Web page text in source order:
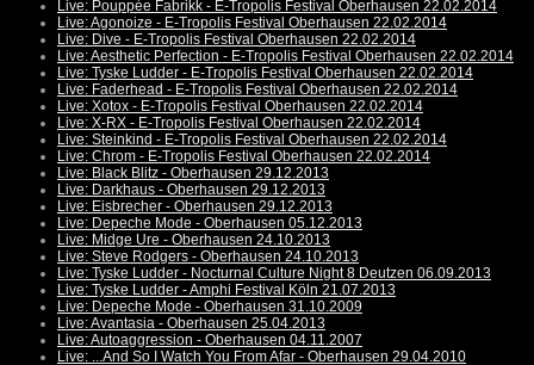
Live: Pouppée Fabrikk - E-Tropolis Festival Oberhausen 22.02.2014
Live: Agonoize - E-Tropolis Festival Oberhausen 22.02.2014
Live: Dive - E-Tropolis Festival Oberhausen 22.02.2014
Live: Aesthetic Perfection - E-Tropolis Festival Oberhausen 22.02.2014
Live: Tyske Ludder - E-Tropolis Festival Oberhausen 22.02.2014
Live: Faderhead - E-Tropolis Festival Oberhausen 22.02.2014
Live: Xotox - E-Tropolis Festival Oberhausen 22.02.2014
Live: X-RX - E-Tropolis Festival Oberhausen 22.02.2014
Live: Steinkind - E-Tropolis Festival Oberhausen 22.02.2014
Live: Chrom - E-Tropolis Festival Oberhausen 22.02.2014
Live: Black Blitz - Oberhausen 29.12.2013
Live: Darkhaus - Oberhausen 29.12.2013
Live: Eisbrecher - Oberhausen 29.12.2013
Live: Depeche Mode - Oberhausen 05.12.2013
Live: Midge Ure - Oberhausen 24.10.2013
Live: Steve Rodgers - Oberhausen 24.10.2013
Live: Tyske Ludder - Nocturnal Culture Night 8 Deutzen 06.09.2013
Live: Tyske Ludder - Amphi Festival Köln 21.07.2013
Live: Depeche Mode - Oberhausen 31.10.2009
Live: Avantasia - Oberhausen 25.04.2013
Live: Autoaggression - Oberhausen 04.11.2007
Live: ...And So I Watch You From Afar - Oberhausen 29.04.2010